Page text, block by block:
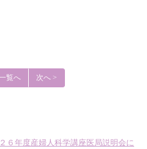
覧へ 次へ >
６年度産婦人科学講座医局説明会に